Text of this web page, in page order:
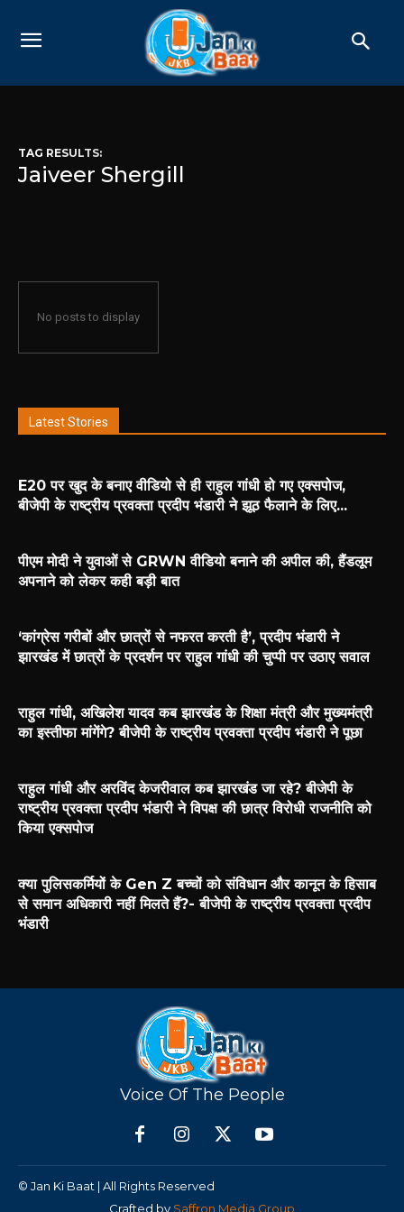
TAG RESULTS:
Jaiveer Shergill
No posts to display
Latest Stories
E20 पर खुद के बनाए वीडियो से ही राहुल गांधी हो गए एक्सपोज,
बीजेपी के राष्ट्रीय प्रवक्ता प्रदीप भंडारी ने झूठ फैलाने के लिए...
पीएम मोदी ने युवाओं से GRWN वीडियो बनाने की अपील की, हैंडलूम
अपनाने को लेकर कही बड़ी बात
‘कांग्रेस गरीबों और छात्रों से नफरत करती है’, प्रदीप भंडारी ने
झारखंड में छात्रों के प्रदर्शन पर राहुल गांधी की चुप्पी पर उठाए सवाल
राहुल गांधी, अखिलेश यादव कब झारखंड के शिक्षा मंत्री और मुख्यमंत्री
का इस्तीफा मांगेंगे? बीजेपी के राष्ट्रीय प्रवक्ता प्रदीप भंडारी ने पूछा
राहुल गांधी और अरविंद केजरीवाल कब झारखंड जा रहे? बीजेपी के
राष्ट्रीय प्रवक्ता प्रदीप भंडारी ने विपक्ष की छात्र विरोधी राजनीति को
किया एक्सपोज
क्या पुलिसकर्मियों के Gen Z बच्चों को संविधान और कानून के हिसाब
से समान अधिकारी नहीं मिलते हैं?- बीजेपी के राष्ट्रीय प्रवक्ता प्रदीप
भंडारी
Voice Of The People
© Jan Ki Baat | All Rights Reserved
Crafted by Saffron Media Group